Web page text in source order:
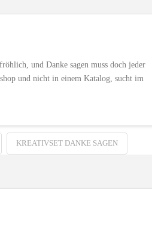
und Danke sagen muss doch jeder
und nicht in einem Katalog, sucht im
KREATIVSET DANKE SAGEN